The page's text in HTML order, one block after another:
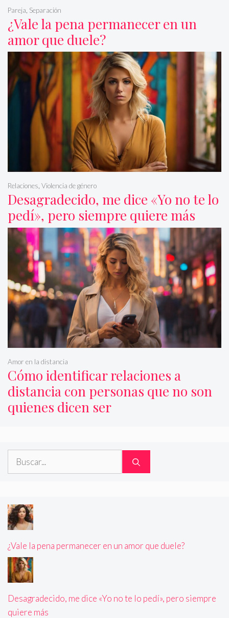
¿Vale la pena permanecer en un
amor que duele?
Pareja Separación
Desagradecido, me dice «Yo no te lo
pedí», pero siempre quiere más
Relaciones Violencia de género
Cómo identificar relaciones a
distancia con personas que no son
quienes dicen ser
Amor en la distancia
Buscar:
¿Vale la pena permanecer en un amor que duele?
Desagradecido, me dice «Yo no te lo pedí», pero siempre
quiere más